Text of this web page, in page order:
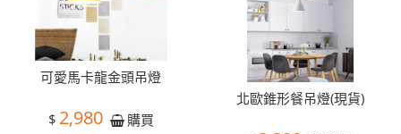
可愛馬卡龍金頭吊燈
$ 2,980 購買
北歐錐形餐吊燈(現貨)